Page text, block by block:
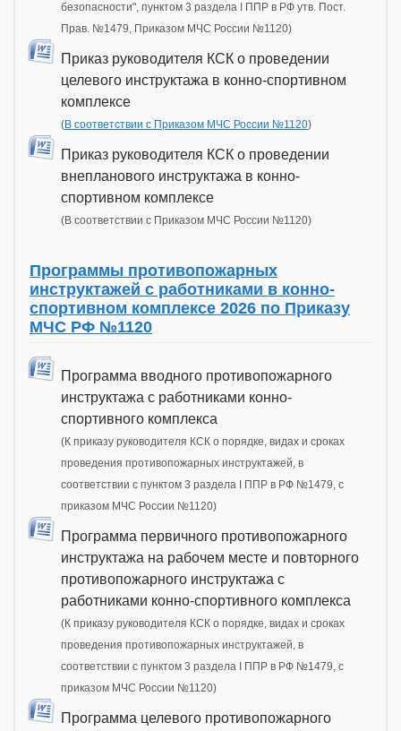
безопасности", пунктом 3 раздела I ППР в РФ утв. Пост.
Прав. №1479, Приказом МЧС России №1120)
Приказ руководителя КСК о проведении
целевого инструктажа в конно-спортивном
комплексе
(В соответствии с Приказом МЧС России №1120)
Приказ руководителя КСК о проведении
внепланового инструктажа в конно-
спортивном комплексе
(В соответствии с Приказом МЧС России №1120)
Программы противопожарных
инструктажей с работниками в конно-
спортивном комплексе 2026 по Приказу
МЧС РФ №1120
Программа вводного противопожарного
инструктажа с работниками конно-
спортивного комплекса
(К приказу руководителя КСК о порядке, видах и сроках
проведения противопожарных инструктажей, в
соответствии с пунктом 3 раздела I ППР в РФ №1479, с
приказом МЧС России №1120)
Программа первичного противопожарного
инструктажа на рабочем месте и повторного
противопожарного инструктажа с
работниками конно-спортивного комплекса
(К приказу руководителя КСК о порядке, видах и сроках
проведения противопожарных инструктажей, в
соответствии с пунктом 3 раздела I ППР в РФ №1479, с
приказом МЧС России №1120)
Программа целевого противопожарного